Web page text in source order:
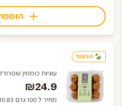
טבעוני
עוגיות כוסמין
₪24.9
מחיר ל 100 גרם ₪10.83